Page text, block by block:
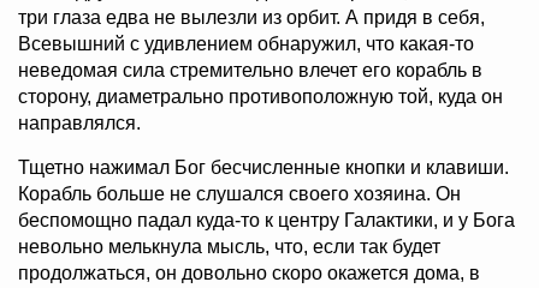
три глаза едва не вылезли из орбит. А придя в себя,
Всевышний с удивлением обнаружил, что какая-то
неведомая сила стремительно влечет его корабль в
сторону, диаметрально противоположную той, куда он
направлялся.
Тщетно нажимал Бог бесчисленные кнопки и клавиши.
Корабль больше не слушался своего хозяина. Он
беспомощно падал куда-то к центру Галактики, и у Бога
невольно мелькнула мысль, что, если так будет
продолжаться, он довольно скоро окажется дома, в